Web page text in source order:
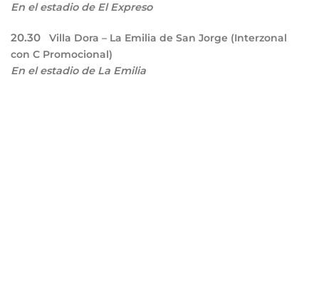
En el estadio de El Expreso
20.30 Villa Dora – La Emilia de San Jorge (Interzonal
con C Promocional)
En el estadio de La Emilia